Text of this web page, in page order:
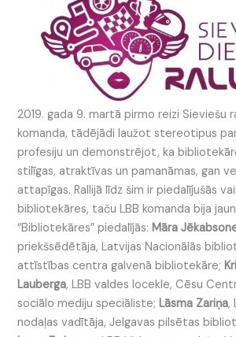
2019. gada 9. martā pirmo reizi Sieviešu
komanda, tādējādi laužot stereotipus
profesiju un demonstrējot, ka
stilīgas, atraktīvas un pamanāmas, gan
attapīgas. Rallijā līdz šim ir piedalījušās
bibliotekāres, taču LBB komanda bija
“Bibliotekāres” piedalījās: Māra
priekšsēdētāja, Latvijas Nacionālās
attīstības centra galvenā bibliotekāre;
Lauberga, LBB valdes locekle, Cēsu
sociālo mediju speciāliste; Lāsma Zariņa,
nodaļas vadītāja, Jelgavas pilsētas